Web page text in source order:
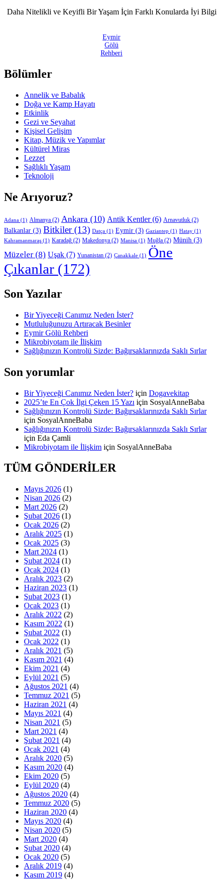
Daha Nitelikli ve Keyifli Bir Yaşam İçin Farklı Konularda İyi Bilgi
Eymir
Gölü
Rehberi
Bölümler
Annelik ve Babalık
Doğa ve Kamp Hayatı
Etkinlik
Gezi ve Seyahat
Kişisel Gelişim
Kitap, Müzik ve Yapımlar
Kültürel Miras
Lezzet
Sağlıklı Yaşam
Teknoloji
Ne Arıyoruz?
Adana (1) Almanya (2) Ankara (10) Antik Kentler(6) Arnavutluk (2)
Balkanlar (3) Bitkiler(13) Datça (1) Eymir (3) Gaziantep (1) Hatay (1)
Kahramanmaraş (1) Karadağ (2) Makedonya (2) Manisa (1) Muğla (2) Münih (3)
Müzeler (8) Uşak (7) Yunanistan (2) Çanakkale (1) Öne
Çıkanlar (172)
Son Yazılar
Bir Yiyeceği Canımız Neden İster?
Mutluluğunuzu Artıracak Besinler
Eymir Gölü Rehberi
Mikrobiyotam ile İlişkim
Sağlığınızın Kontrolü Sizde: Bağırsaklarınızda Saklı Sırlar
Son yorumlar
Bir Yiyeceği Canımız Neden İster? için Dogavekitap
2025’te En Çok İlgi Çeken 15 Yazı için SosyalAnneBaba
Sağlığınızın Kontrolü Sizde: Bağırsaklarınızda Saklı Sırlar
için SosyalAnneBaba
Sağlığınızın Kontrolü Sizde: Bağırsaklarınızda Saklı Sırlar
için Eda Çamli
Mikrobiyotam ile İlişkim için SosyalAnneBaba
TÜM GÖNDERİLER
Mayıs 2026 (1)
Nisan 2026 (2)
Mart 2026 (2)
Şubat 2026 (1)
Ocak 2026 (2)
Aralık 2025 (1)
Ocak 2025 (3)
Mart 2024 (1)
Şubat 2024 (1)
Ocak 2024 (1)
Aralık 2023 (2)
Haziran 2023 (1)
Şubat 2023 (1)
Ocak 2023 (1)
Aralık 2022 (2)
Kasım 2022 (1)
Şubat 2022 (1)
Ocak 2022 (1)
Aralık 2021 (5)
Kasım 2021 (4)
Ekim 2021 (4)
Eylül 2021 (5)
Ağustos 2021 (4)
Temmuz 2021 (5)
Haziran 2021 (4)
Mayıs 2021 (4)
Nisan 2021 (5)
Mart 2021 (4)
Şubat 2021 (4)
Ocak 2021 (4)
Aralık 2020 (5)
Kasım 2020 (4)
Ekim 2020 (5)
Eylül 2020 (4)
Ağustos 2020 (4)
Temmuz 2020 (5)
Haziran 2020 (4)
Mayıs 2020 (4)
Nisan 2020 (5)
Mart 2020 (4)
Şubat 2020 (4)
Ocak 2020 (5)
Aralık 2019 (4)
Kasım 2019 (4)